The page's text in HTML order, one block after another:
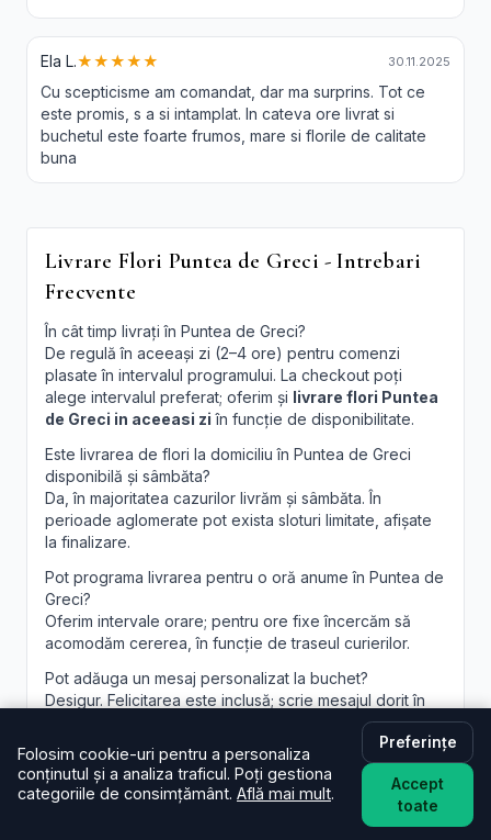
Ela L.★★★★★ 30.11.2025
Cu scepticisme am comandat, dar ma surprins. Tot ce
este promis, s a si intamplat. In cateva ore livrat si
buchetul este foarte frumos, mare si florile de calitate
buna
Livrare Flori Puntea de Greci - Intrebari
Frecvente
În cât timp livrați în Puntea de Greci?
De regulă în aceeași zi (2–4 ore) pentru comenzi
plasate în intervalul programului. La checkout poți
alege intervalul preferat; oferim și livrare flori Puntea
de Greci in aceeasi zi în funcție de disponibilitate.
Este livrarea de flori la domiciliu în Puntea de Greci
disponibilă și sâmbăta?
Da, în majoritatea cazurilor livrăm și sâmbăta. În
perioade aglomerate pot exista sloturi limitate, afișate
la finalizare.
Pot programa livrarea pentru o oră anume în Puntea de
Greci?
Oferim intervale orare; pentru ore fixe încercăm să
acomodăm cererea, în funcție de traseul curierilor.
Pot adăuga un mesaj personalizat la buchet?
Desigur. Felicitarea este inclusă; scrie mesajul dorit în
câmpul dedicat, iar noi îl vom imprima lizibil. Realizăm și
aranjamente florale Puntea de Greci
personalizate,
la cerere.
Folosim cookie-uri pentru a personaliza
conținutul și a analiza traficul. Poți gestiona
categoriile de consimțământ. Află mai mult.
Preferințe
Accept
toate